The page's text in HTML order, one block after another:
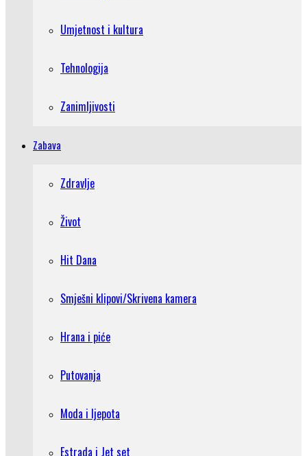
Umjetnost i kultura
Tehnologija
Zanimljivosti
Zabava
Zdravlje
Život
Hit Dana
Smješni klipovi/Skrivena kamera
Hrana i piće
Putovanja
Moda i ljepota
Estrada i Jet set